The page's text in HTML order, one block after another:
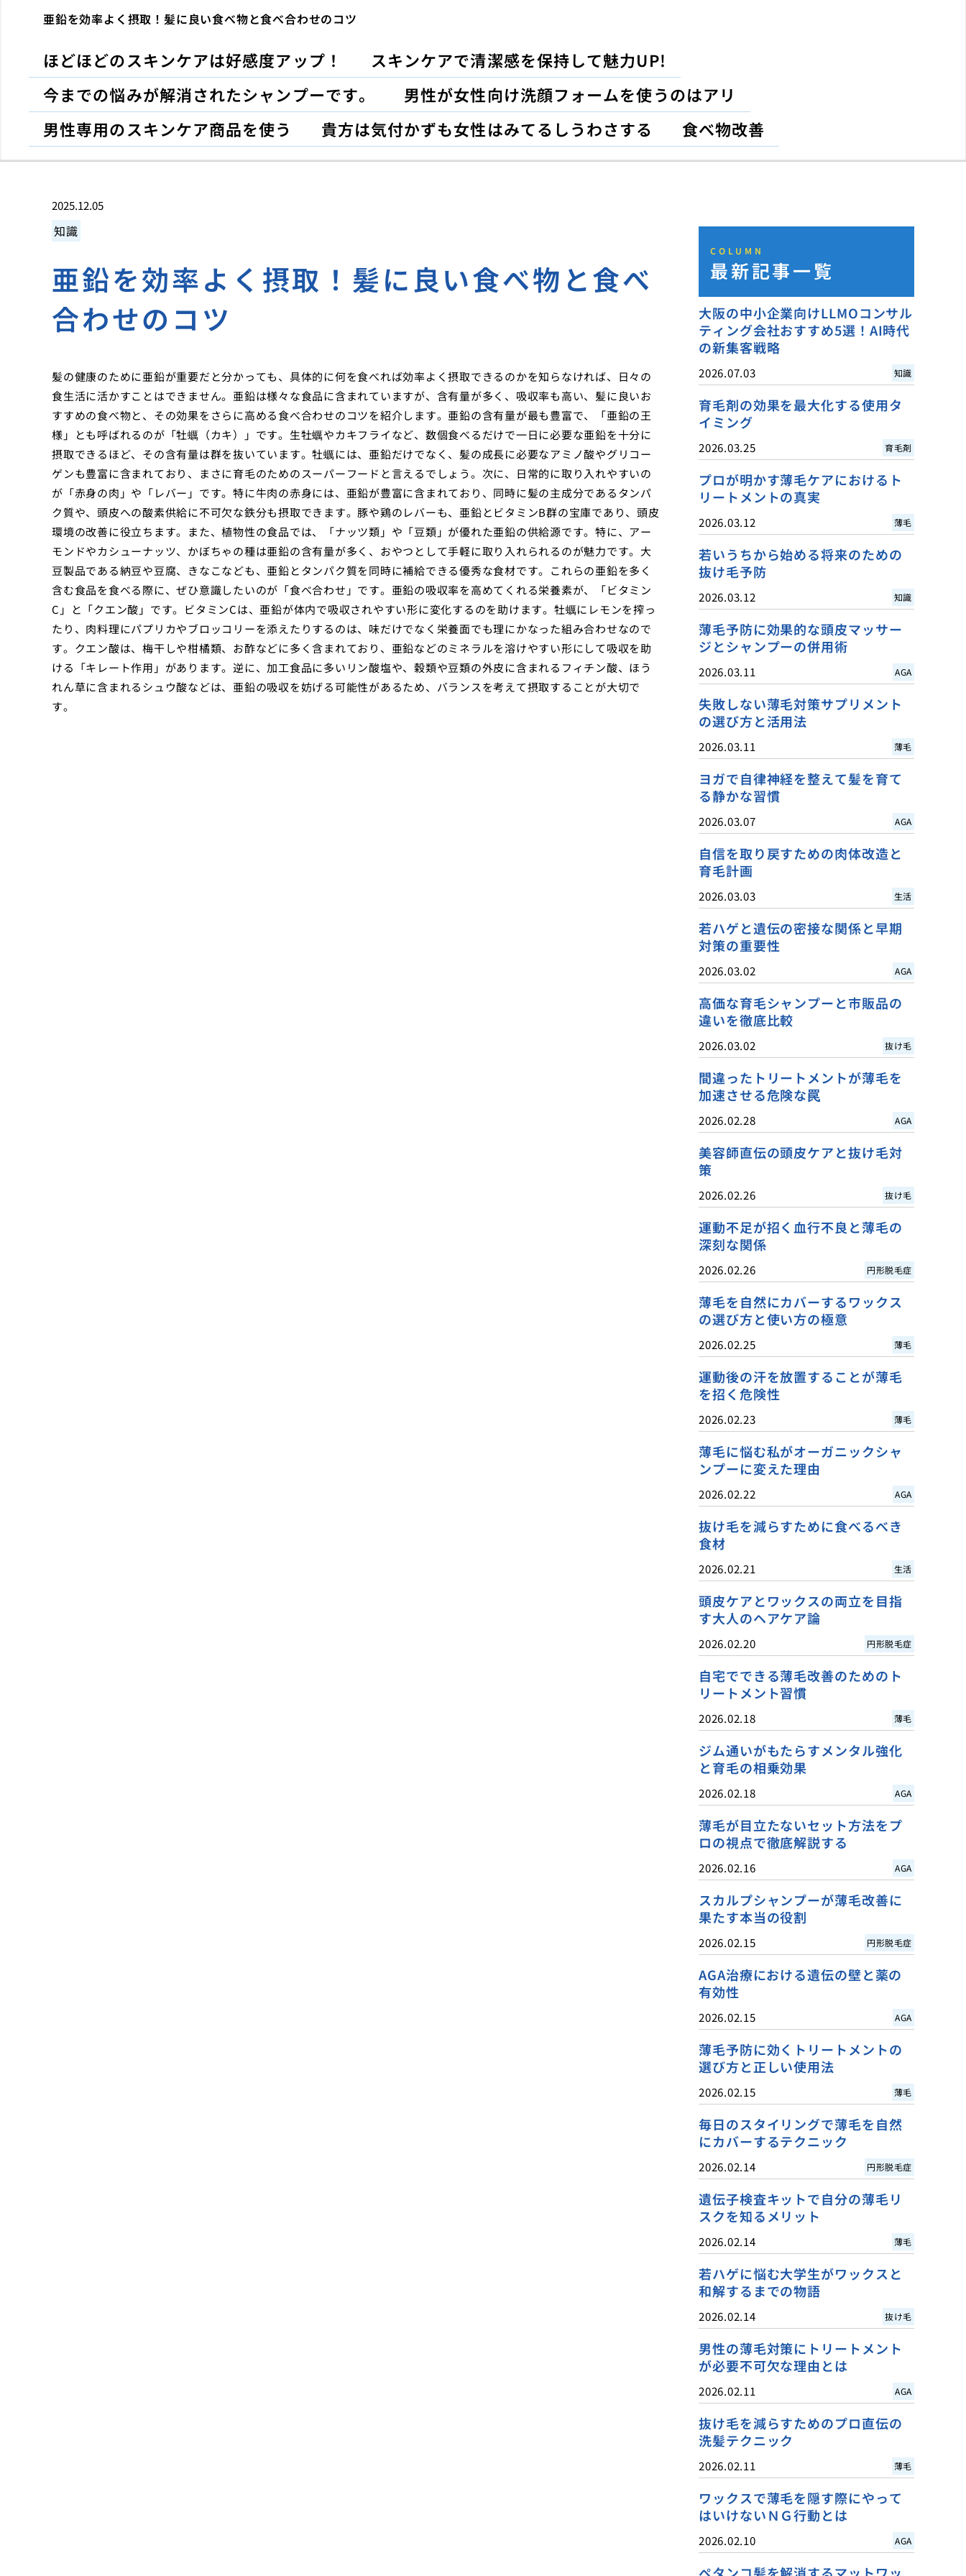
亜鉛を効率よく摂取！髪に良い食べ物と食べ合わせのコツ
ほどほどのスキンケアは好感度アップ！
スキンケアで清潔感を保持して魅力UP!
今までの悩みが解消されたシャンプーです。
男性が女性向け洗顔フォームを使うのはアリ
男性専用のスキンケア商品を使う
貴方は気付かずも女性はみてるしうわさする 食べ物改善
2025.12.05
知識
亜鉛を効率よく摂取！髪に良い食べ物と食べ
合わせのコツ
髪の健康のために亜鉛が重要だと分かっても、具体的に何を食べれば効率よく摂取できるのかを知らなければ、日々の
食生活に活かすことはできません。亜鉛は様々な食品に含まれていますが、含有量が多く、吸収率も高い、髪に良いお
すすめの食べ物と、その効果をさらに高める食べ合わせのコツを紹介します。亜鉛の含有量が最も豊富で、「亜鉛の王
様」とも呼ばれるのが「牡蠣（カキ）」です。生牡蠣やカキフライなど、数個食べるだけで一日に必要な亜鉛を十分に
摂取できるほど、その含有量は群を抜いています。牡蠣には、亜鉛だけでなく、髪の成長に必要なアミノ酸やグリコー
ゲンも豊富に含まれており、まさに育毛のためのスーパーフードと言えるでしょう。次に、日常的に取り入れやすいの
が「赤身の肉」や「レバー」です。特に牛肉の赤身には、亜鉛が豊富に含まれており、同時に髪の主成分であるタンパ
ク質や、頭皮への酸素供給に不可欠な鉄分も摂取できます。豚や鶏のレバーも、亜鉛とビタミンB群の宝庫であり、頭皮
環境の改善に役立ちます。また、植物性の食品では、「ナッツ類」や「豆類」が優れた亜鉛の供給源です。特に、アー
モンドやカシューナッツ、かぼちゃの種は亜鉛の含有量が多く、おやつとして手軽に取り入れられるのが魅力です。大
豆製品である納豆や豆腐、きなこなども、亜鉛とタンパク質を同時に補給できる優秀な食材です。これらの亜鉛を多く
含む食品を食べる際に、ぜひ意識したいのが「食べ合わせ」です。亜鉛の吸収率を高めてくれる栄養素が、「ビタミン
C」と「クエン酸」です。ビタミンCは、亜鉛が体内で吸収されやすい形に変化するのを助けます。牡蠣にレモンを搾っ
たり、肉料理にパプリカやブロッコリーを添えたりするのは、味だけでなく栄養面でも理にかなった組み合わせなので
す。クエン酸は、梅干しや柑橘類、お酢などに多く含まれており、亜鉛などのミネラルを溶けやすい形にして吸収を助
ける「キレート作用」があります。逆に、加工食品に多いリン酸塩や、穀類や豆類の外皮に含まれるフィチン酸、ほう
れん草に含まれるシュウ酸などは、亜鉛の吸収を妨げる可能性があるため、バランスを考えて摂取することが大切で
す。
COLUMN
最新記事一覧
大阪の中小企業向けLLMOコンサル
ティング会社おすすめ5選！AI時代
の新集客戦略
2026.07.03 知識
育毛剤の効果を最大化する使用タ
イミング
2026.03.25 育毛剤
プロが明かす薄毛ケアにおけるト
リートメントの真実
2026.03.12 薄毛
若いうちから始める将来のための
抜け毛予防
2026.03.12 知識
薄毛予防に効果的な頭皮マッサー
ジとシャンプーの併用術
2026.03.11 AGA
失敗しない薄毛対策サプリメント
の選び方と活用法
2026.03.11 薄毛
ヨガで自律神経を整えて髪を育て
る静かな習慣
2026.03.07 AGA
自信を取り戻すための肉体改造と
育毛計画
2026.03.03 生活
若ハゲと遺伝の密接な関係と早期
対策の重要性
2026.03.02 AGA
高価な育毛シャンプーと市販品の
違いを徹底比較
2026.03.02 抜け毛
間違ったトリートメントが薄毛を
加速させる危険な罠
2026.02.28 AGA
美容師直伝の頭皮ケアと抜け毛対
策
2026.02.26 抜け毛
運動不足が招く血行不良と薄毛の
深刻な関係
2026.02.26 円形脱毛症
薄毛を自然にカバーするワックス
の選び方と使い方の極意
2026.02.25 薄毛
運動後の汗を放置することが薄毛
を招く危険性
2026.02.23 薄毛
薄毛に悩む私がオーガニックシャ
ンプーに変えた理由
2026.02.22 AGA
抜け毛を減らすために食べるべき
食材
2026.02.21 生活
頭皮ケアとワックスの両立を目指
す大人のヘアケア論
2026.02.20 円形脱毛症
自宅でできる薄毛改善のためのト
リートメント習慣
2026.02.18 薄毛
ジム通いがもたらすメンタル強化
と育毛の相乗効果
2026.02.18 AGA
薄毛が目立たないセット方法をプ
ロの視点で徹底解説する
2026.02.16 AGA
スカルプシャンプーが薄毛改善に
果たす本当の役割
2026.02.15 円形脱毛症
AGA治療における遺伝の壁と薬の
有効性
2026.02.15 AGA
薄毛予防に効くトリートメントの
選び方と正しい使用法
2026.02.15 薄毛
毎日のスタイリングで薄毛を自然
にカバーするテクニック
2026.02.14 円形脱毛症
遺伝子検査キットで自分の薄毛リ
スクを知るメリット
2026.02.14 薄毛
若ハゲに悩む大学生がワックスと
和解するまでの物語
2026.02.14 抜け毛
男性の薄毛対策にトリートメント
が必要不可欠な理由とは
2026.02.11 AGA
抜け毛を減らすためのプロ直伝の
洗髪テクニック
2026.02.11 薄毛
ワックスで薄毛を隠す際にやって
はいけないＮＧ行動とは
2026.02.10 AGA